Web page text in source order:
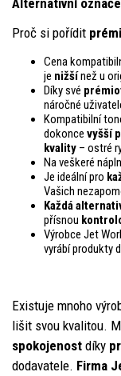
Proč si pořídit
Cena
je nižšínež u
Díky své
náročné
Kompatibilní
dokonce vyšší
kvality – ostré
Na veškeré
Je ideální pro
Vašich
Každá
přísnou
Výrobce Jet
vyrábí produkty
Existuje mnoho
lišit svou kvalitou.
spokojenost díky
dodavatele. Firma